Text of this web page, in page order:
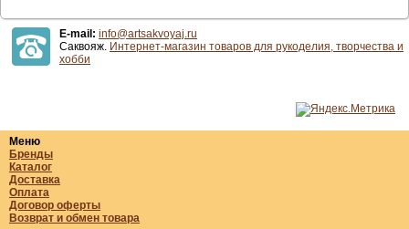
E-mail: info@artsakvoyaj.ru
Саквояж. Интернет-магазин товаров для рукоделия, творчества и
хобби
Меню
Бренды
Каталог
Доставка
Оплата
Договор оферты
Возврат и обмен товара